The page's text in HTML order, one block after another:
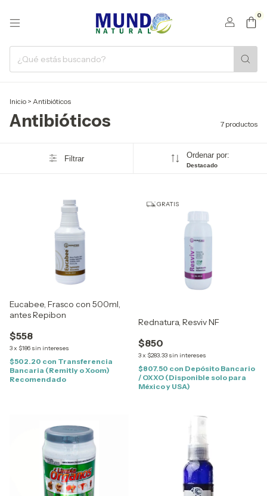
0
Inicio > Antibióticos
Antibióticos 7 productos
Filtrar Ordenar por:
Destacado
Eucabee, Frasco con 500ml,
antes Repibon
$558
3x $186 sin intereses
$502.20 con Transferencia
Bancaria (Remitly o Xoom)
Recomendado
GRATIS
Rednatura, Resviv NF
$850
3x $283.33 sin intereses
$807.50 con Depósito Bancario
/ OXXO (Disponible solo para
México y USA)